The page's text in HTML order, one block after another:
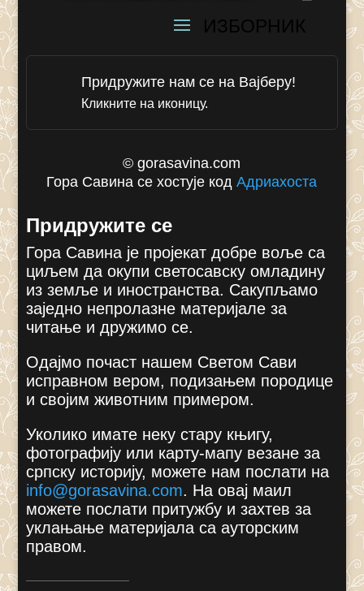
Придружите нам се на Вајберу!
Кликните на иконицу.
© gorasavina.com
Гора Савина се хостује кодАдриахоста
Придружите се
Гора Савина је пројекат добре воље са
циљем да окупи светосавску омладину
из земље и иностранства. Сакупљамо
заједно непролазне материјале за
читање и дружимо се.
Одајмо почаст нашем Светом Сави
исправном вером, подизањем породице
и својим животним примером.
Уколико имате неку стару књигу,
фотографију или карту-мапу везане за
српску историју, можете нам послати на
info@gorasavina.com. На овај маил
можете послати притужбу и захтев за
уклањање материјала са ауторским
правом.